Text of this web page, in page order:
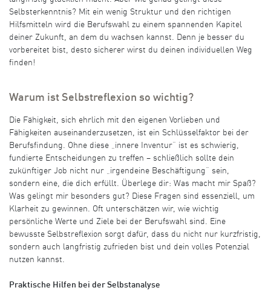
Selbsterkenntnis? Mit ein wenig Struktur und den richtigen
Hilfsmitteln wird die Berufswahl zu einem spannenden Kapitel
deiner Zukunft, an dem du wachsen kannst. Denn je besser du
vorbereitet bist, desto sicherer wirst du deinen individuellen Weg
finden!
Warum ist Selbstreflexion so wichtig?
Die Fähigkeit, sich ehrlich mit den eigenen Vorlieben und
Fähigkeiten auseinanderzusetzen, ist ein Schlüsselfaktor bei der
Berufsfindung. Ohne diese „innere Inventur“ ist es schwierig,
fundierte Entscheidungen zu treffen – schließlich sollte dein
zukünftiger Job nicht nur „irgendeine Beschäftigung“ sein,
sondern eine, die dich erfüllt. Überlege dir: Was macht mir Spaß?
Was gelingt mir besonders gut? Diese Fragen sind essenziell, um
Klarheit zu gewinnen. Oft unterschätzen wir, wie wichtig
persönliche Werte und Ziele bei der Berufswahl sind. Eine
bewusste Selbstreflexion sorgt dafür, dass du nicht nur kurzfristig,
sondern auch langfristig zufrieden bist und dein volles Potenzial
nutzen kannst.
Praktische Hilfen bei der Selbstanalyse